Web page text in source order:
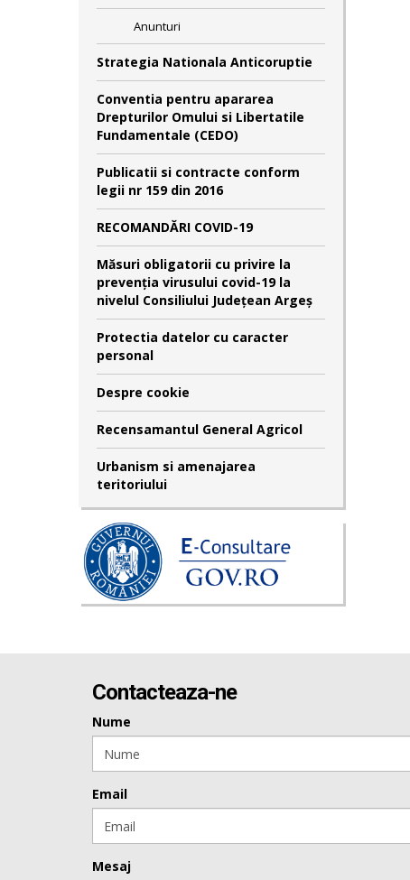
Anunturi
Strategia Nationala Anticoruptie
Conventia pentru apararea
Drepturilor Omului si Libertatile
Fundamentale (CEDO)
Publicatii si contracte conform
legii nr 159 din 2016
RECOMANDĂRI COVID-19
Măsuri obligatorii cu privire la
prevenția virusului covid-19 la
nivelul Consiliului Județean Argeș
Protectia datelor cu caracter
personal
Despre cookie
Recensamantul General Agricol
Urbanism si amenajarea
teritoriului
Contacteaza-ne
Nume
Email
Mesaj